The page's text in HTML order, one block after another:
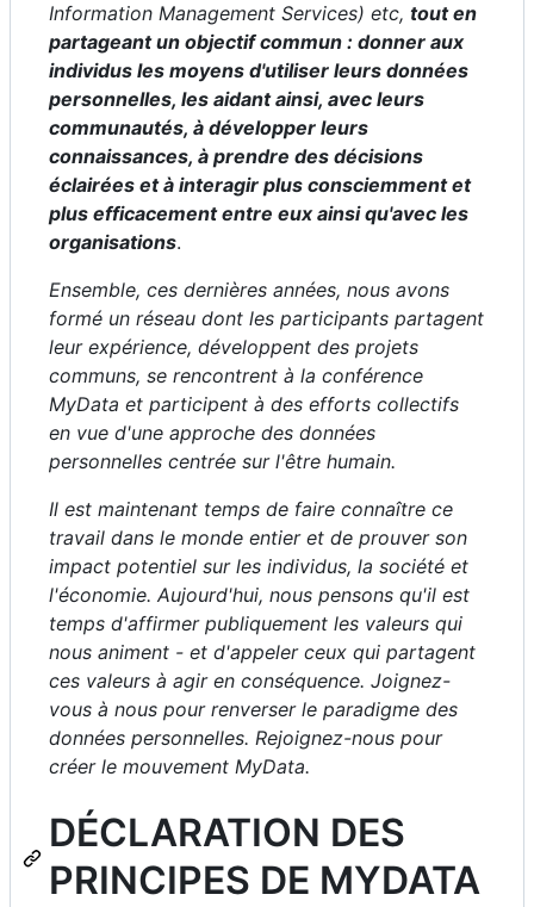
Information Management Services) etc, tout en
partageant un objectif commun : donner aux
individus les moyens d'utiliser leurs données
personnelles, les aidant ainsi, avec leurs
communautés, à développer leurs
connaissances, à prendre des décisions
éclairées et à interagir plus consciemment et
plus efficacement entre eux ainsi qu'avec les
organisations.
Ensemble, ces dernières années, nous avons
formé un réseau dont les participants partagent
leur expérience, développent des projets
communs, se rencontrent à la conférence
MyData et participent à des efforts collectifs
en vue d'une approche des données
personnelles centrée sur l'être humain.
Il est maintenant temps de faire connaître ce
travail dans le monde entier et de prouver son
impact potentiel sur les individus, la société et
l'économie. Aujourd'hui, nous pensons qu'il est
temps d'affirmer publiquement les valeurs qui
nous animent - et d'appeler ceux qui partagent
ces valeurs à agir en conséquence. Joignez-
vous à nous pour renverser le paradigme des
données personnelles. Rejoignez-nous pour
créer le mouvement MyData.
DÉCLARATION DES
PRINCIPES DE MYDATA